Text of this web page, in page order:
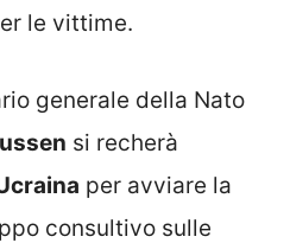
le vittime.
generale della Nato
si recherà
per avviare la
consultivo sulle